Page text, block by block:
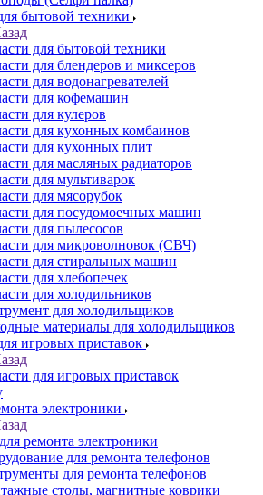
для водонагревателей
для кофемашин
для кулеров
для кухонных комбаинов
для кухонных плит
для масляных радиаторов
для мультиварок
для мясорубок
для посудомоечных машин
для пылесосов
для микроволновок (СВЧ)
для стиральных машин
для хлебопечек
для холодильников
для холодильщиков
материалы для холодильщиков
игровых приставок
для игровых приставок
электроники
ремонта электроники
для ремонта телефонов
для ремонта телефонов
столы, магнитные коврики
лезвия сменные
хранения
изолента